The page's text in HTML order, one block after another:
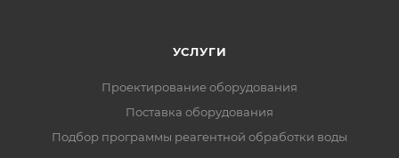
УСЛУГИ
Проектирование оборудования
Поставка оборудования
Подбор программы реагентной обработки воды